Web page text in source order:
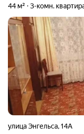
44 м² 3-комн.
улица Энгельса,14А